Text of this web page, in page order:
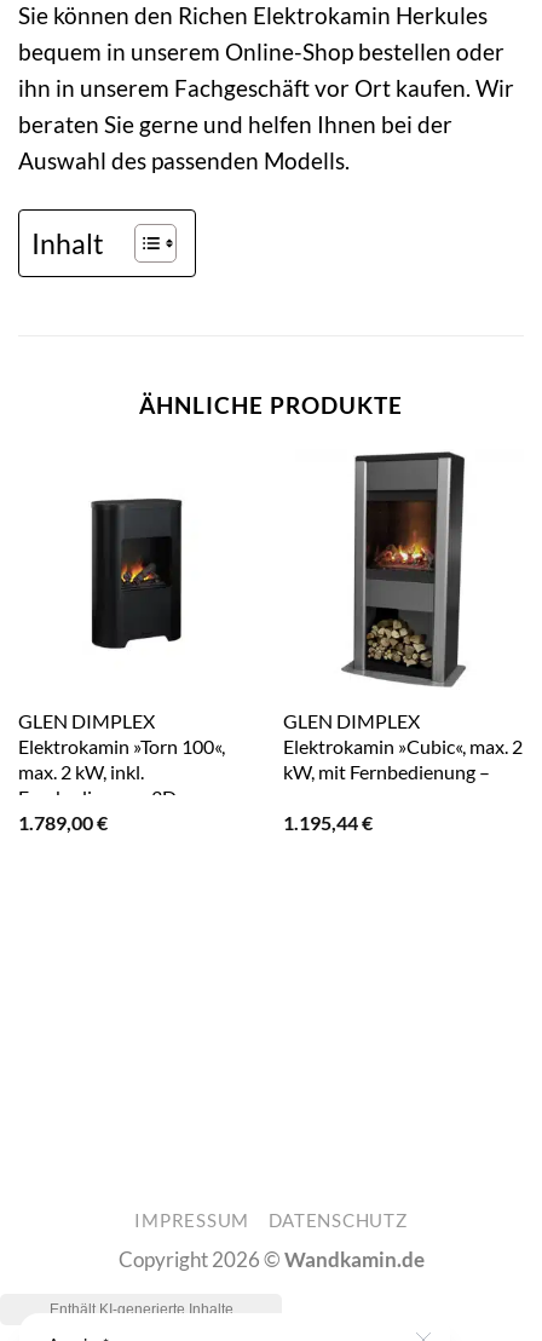
Sie können den Richen Elektrokamin Herkules
bequem in unserem Online-Shop bestellen oder
ihn in unserem Fachgeschäft vor Ort kaufen. Wir
beraten Sie gerne und helfen Ihnen bei der
Auswahl des passenden Modells.
Inhalt
ÄHNLICHE PRODUKTE
GLEN DIMPLEX
Elektrokamin »Torn 100«,
max. 2 kW, inkl.
Fernbedienung, 3D-
Flammeneffekt,
1.789,00€
GLEN DIMPLEX
Elektrokamin »Cubic«, max. 2
kW, mit Fernbedienung –
1.195,44€
IMPRESSUM DATENSCHUTZ
Copyright 2026 ©Wandkamin.de